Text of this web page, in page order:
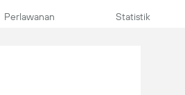
Perlawanan Statistik